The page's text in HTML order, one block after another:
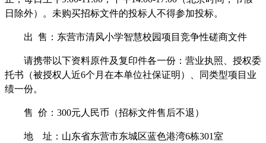
日除外）。未购买招标文件的投标人不得参加投标。
出 售： 东营市清风小学智慧校园项目 竞争性磋商文件
请携带以下资料原件及复印件各一份：营业执照、授权委
托书（被授权人近6个月在本单位社保证明）、同类型项目业
绩一份。
售 价： 300元人民币（招标文件售后不退）
地 址： 山东省东营市东城区蓝色港湾6栋301室